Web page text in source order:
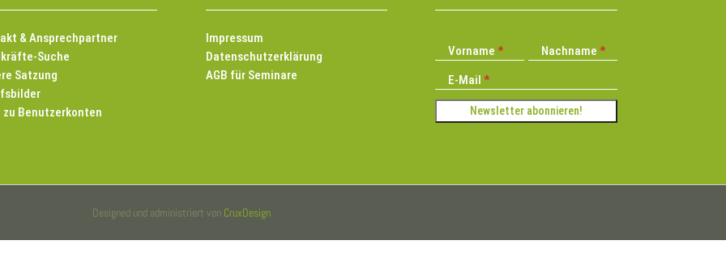
& Ansprechpartner
Suche
Satzung
Benutzerkonten
Impressum
Datenschutzerklärung
AGB für Seminare
Vorname
Nachname
E-Mail
Designed und administriert von CruxDesign